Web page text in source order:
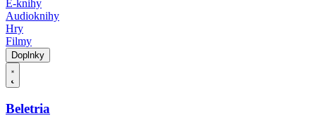
E-knihy
Audioknihy
Hry
Filmy
Doplnky
Beletria